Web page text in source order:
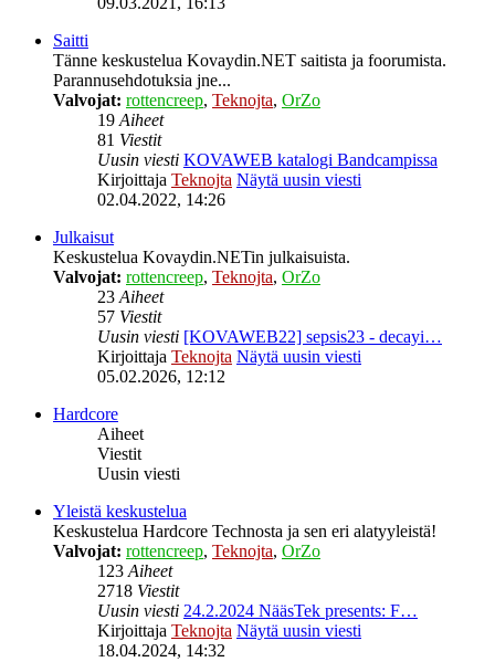
Saitti
Tänne keskustelua Kovaydin.NET saitista ja foorumista.
Parannusehdotuksia jne...
Valvojat: rottencreep, Teknojta, OrZo
19Aiheet
81 Viestit
Uusin viesti KOVAWEB katalogi Bandcampissa
Kirjoittaja Teknojta Näytä uusin viesti
02.04.2022, 14:26
Julkaisut
Keskustelua Kovaydin.NETin julkaisuista.
Valvojat: rottencreep, Teknojta, OrZo
23Aiheet
57 Viestit
Uusin viesti [KOVAWEB22] sepsis23 - decayi…
Kirjoittaja Teknojta Näytä uusin viesti
05.02.2026, 12:12
Hardcore
Aiheet
Viestit
Uusin viesti
Yleistä keskustelua
Keskustelua Hardcore Technosta ja sen eri alatyyleistä!
Valvojat: rottencreep, Teknojta, OrZo
123Aiheet
2718 Viestit
Uusin viesti 24.2.2024 NääsTek presents: F…
Kirjoittaja Teknojta Näytä uusin viesti
18.04.2024, 14:32